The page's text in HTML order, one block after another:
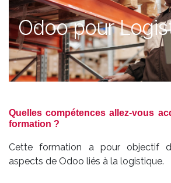
Odoo pour
Quelles compétences allez-vous
formation ?
Cette formation a pour objectif
aspects de Odoo liés à la logistique.